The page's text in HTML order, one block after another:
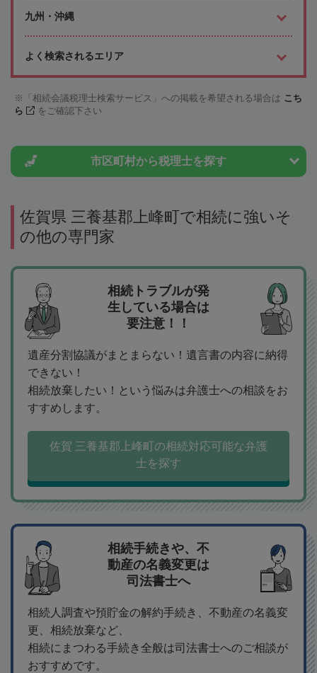
九州・沖縄
よく検索されるエリア
「相続会議税理士検索サービス」への掲載を希望される場合は こち
ら
をご確認下さい
市区町村から税理士を探す
佐賀県 三養基郡上峰町で相続に強いそ
の他の専門家
相続トラブルが発
生している場合は
要注意！！
遺産分割協議がまとまらない！遺言書の内容に納得
できない！
相続放棄したい！という悩みは弁護士への相談をお
すすめします。
佐賀 三養基郡上峰町の相続対応可能な弁護
士を探す
相続手続きや、不
動産の名義変更は
司法書士へ
相続人調査や預貯金の解約手続き、不動産の名義変
更、相続放棄など、
相続にまつわる手続き全般は司法書士へのご相談が
おすすめです。